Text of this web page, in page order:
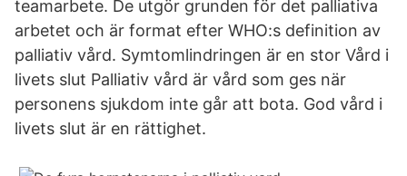
teamarbete. De utgör grunden för det palliativa
arbetet och är format efter WHO:s definition av
palliativ vård. Symtomlindringen är en stor Vård i
livets slut Palliativ vård är vård som ges när
personens sjukdom inte går att bota. God vård i
livets slut är en rättighet.